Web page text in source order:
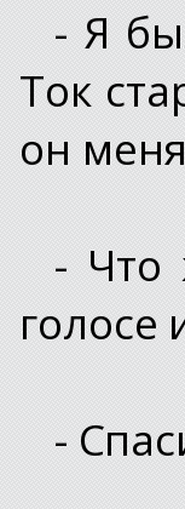
- Я
Ток
он
- Что
-